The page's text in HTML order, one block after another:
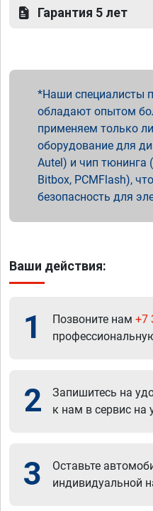
Гарантия 5 лет
Наши специалисты
обладают опытом
применяем только
оборудование для
Autel) и чип тюнинга
Bitbox, PCMFlash),
безопасность для
Ваши действия:
1 Позвоните нам +7
2
Запишитесь на
к нам в сервис на
3
Оставьте
индивидуальной